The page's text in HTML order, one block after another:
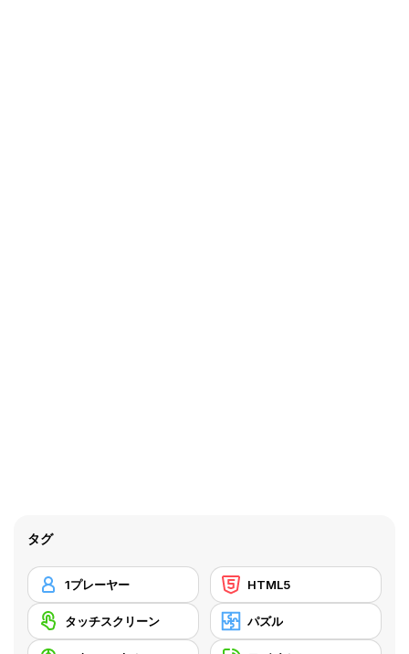
タグ
1プレーヤー HTML5
タッチスクリーン パズル